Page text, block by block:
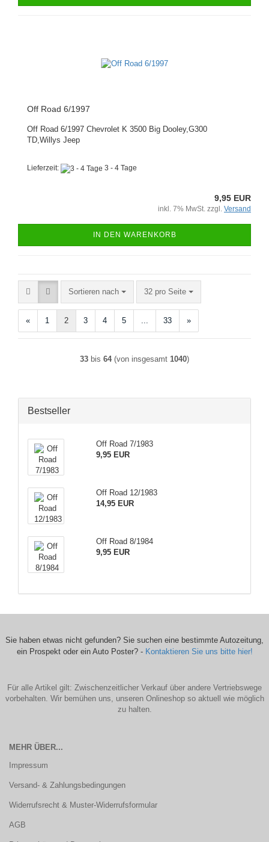
Off Road 6/1997
Off Road 6/1997 Chevrolet K 3500 Big Dooley,G300
TD,Willys Jeep
Lieferzeit: 3 - 4 Tage
9,95 EUR
inkl. 7% MwSt. zzgl. Versand
IN DEN WARENKORB
Sortieren nach
Sortieren nach 32 pro Seite
pro Seite
« 1 2 3 4 5 33 »
33 bis 64(von insgesamt 1040)
Bestseller
Off Road 7/1983
9,95 EUR
Off Road 12/1983
14,95 EUR
Off Road 8/1984
9,95 EUR
Sie haben etwas nicht gefunden? Sie suchen eine bestimmte Autozeitung,
ein Prospekt oder ein Auto Poster? - Kontaktieren Sie uns bitte hier!
Für alle Artikel gilt: Zwischenzeitlicher Verkauf über andere Vertriebswege
vorbehalten. Wir bemühen uns, unseren Onlineshop so aktuell wie möglich
zu halten.
MEHR ÜBER...
Impressum
Versand- & Zahlungsbedingungen
Widerrufsrecht & Muster-Widerrufsformular
AGB